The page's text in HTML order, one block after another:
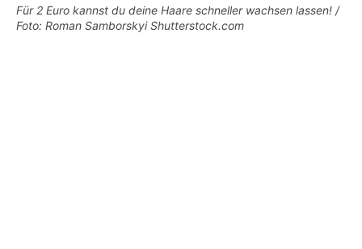
Für 2 Euro kannst du deine Haare schneller wachsen lassen! /
Foto: Roman Samborskyi Shutterstock.com